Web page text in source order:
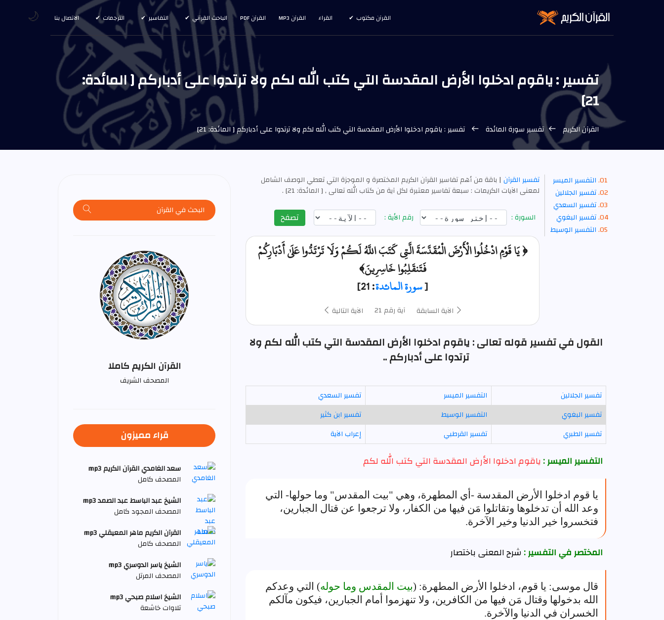
القرآن مكتوب القراء القرآن MP3 القرآن PDF الباحث القرآني التفاسير الترجمات الاتصال بنا
تفسير : ياقوم ادخلوا الأرض المقدسة التي كتب الله لكم ولا ترتدوا على أدباركم [ المائدة:
21]
القرآن الكريم تفسير سورة المائدة تفسير : ياقوم ادخلوا الأرض المقدسة التي كتب الله لكم ولا ترتدوا على أدباركم [ المائدة: 21]
التفسير الميسر
تفسير الجلالين
تفسير السعدي
تفسير البغوي
التفسير الوسيط
تفسير القرآن | باقة من أهم تفاسير القرآن الكريم المختصرة و الموجزة التي تعطي الوصف الشامل
لمعنى الآيات الكريمات : سبعة تفاسير معتبرة لكل آية من كتاب الله تعالى , [ المائدة: 21] .
السورة : رقم الأية : تصفح
﴿ يَا قَوْمِ ادْخُلُوا الْأَرْضَ الْمُقَدَّسَةَ الَّتِي كَتَبَ اللَّهُ لَكُمْ وَلَا تَرْتَدُّوا عَلَىٰ أَدْبَارِكُمْ
فَتَنقَلِبُوا خَاسِرِينَ﴾
[سورة المائدة: 21]
الآية السابقة آية رقم 21 الآية التالية
القول في تفسير قوله تعالى : ياقوم ادخلوا الأرض المقدسة التي كتب الله لكم ولا
ترتدوا على أدباركم ..
تفسير الجلالين التفسير الميسر
تفسير السعدي
تفسير البغوي
التفسير الوسيط
تفسير ابن كثير
تفسير الطبري
تفسير القرطبي إعراب الآية
التفسير الميسر : ياقوم ادخلوا الأرض المقدسة التي كتب الله لكم
يا قوم ادخلوا الأرض المقدسة -أي المطهرة، وهي "بيت المقدس" وما حولها- التي
وعد الله أن تدخلوها وتقاتلوا مَن فيها من الكفار، ولا ترجعوا عن قتال الجبارين،
فتخسروا خير الدنيا وخير الآخرة.
المختصر في التفسير :شرح المعنى باختصار
قال موسى: يا قوم، ادخلوا الأرض المطهرة: (بيت المقدس وما حوله) التي وعدكم
الله بدخولها وقتال مَن فيها من الكافرين، ولا تنهزموا أمام الجبارين، فيكون مآلكم
الخسران في الدنيا والآخرة.
القرآن الكريم كاملا
المصحف الشريف
قراء مميزون
سعد الغامدي القرآن الكريم mp3
المصحف كامل
الشيخ عبد الباسط عبد الصمد mp3
المصحف المجود كامل
القرآن الكريم ماهر المعيقلي mp3
المصحف كامل
الشيخ ياسر الدوسري mp3
المصحف المرتل
الشيخ اسلام صبحي mp3
تلاوات خاشعة
🌙